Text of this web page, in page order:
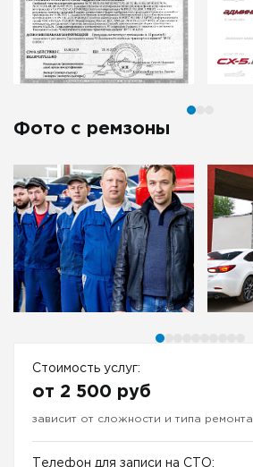
Фото с ремзоны
Стоимость услуг:
от 2 500 руб
зависит от сложности и типа ремонта
Телефон для записи на СТО: